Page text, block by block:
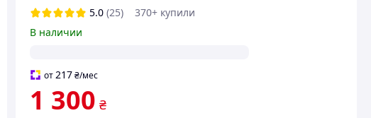
5.0 (25)
370+ купили
В наличии
от217 ₴/мес
1 300 ₴